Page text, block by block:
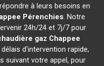
à leurs besoins en
Pérenchies. Notre
24h/24 et 7j/7 pour
gaz Chappee
d'intervention rapide,
suivant votre appel, pour